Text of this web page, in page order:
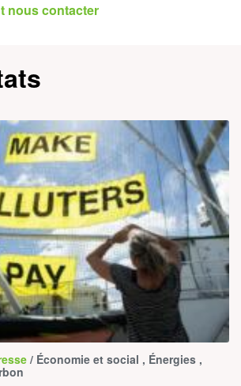
nous contacter
/ Économie et social , Énergies ,